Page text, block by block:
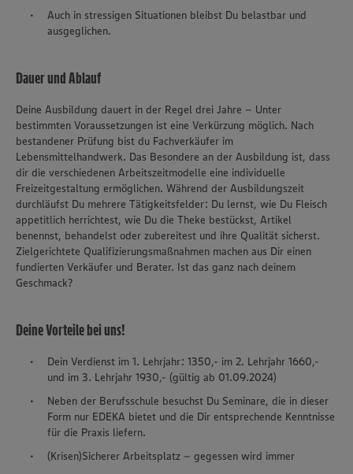
Auch in stressigen Situationen bleibst Du belastbar und
ausgeglichen.
Dauer und Ablauf
Deine Ausbildung dauert in der Regel drei Jahre – Unter
bestimmten Voraussetzungen ist eine Verkürzung möglich. Nach
bestandener Prüfung bist du Fachverkäufer im
Lebensmittelhandwerk. Das Besondere an der Ausbildung ist, dass
dir die verschiedenen Arbeitszeitmodelle eine individuelle
Freizeitgestaltung ermöglichen. Während der Ausbildungszeit
durchläufst Du mehrere Tätigkeitsfelder: Du lernst, wie Du Fleisch
appetitlich herrichtest, wie Du die Theke bestückst, Artikel
benennst, behandelst oder zubereitest und ihre Qualität sicherst.
Zielgerichtete Qualifizierungsmaßnahmen machen aus Dir einen
fundierten Verkäufer und Berater. Ist das ganz nach deinem
Geschmack?
Deine Vorteile bei uns!
Dein Verdienst im 1. Lehrjahr: 1350,- im 2. Lehrjahr 1660,-
und im 3. Lehrjahr 1930,- (gültig ab 01.09.2024)
Neben der Berufsschule besuchst Du Seminare, die in dieser
Form nur EDEKA bietet und die Dir entsprechende Kenntnisse
für die Praxis liefern.
(Krisen)Sicherer Arbeitsplatz – gegessen wird immer